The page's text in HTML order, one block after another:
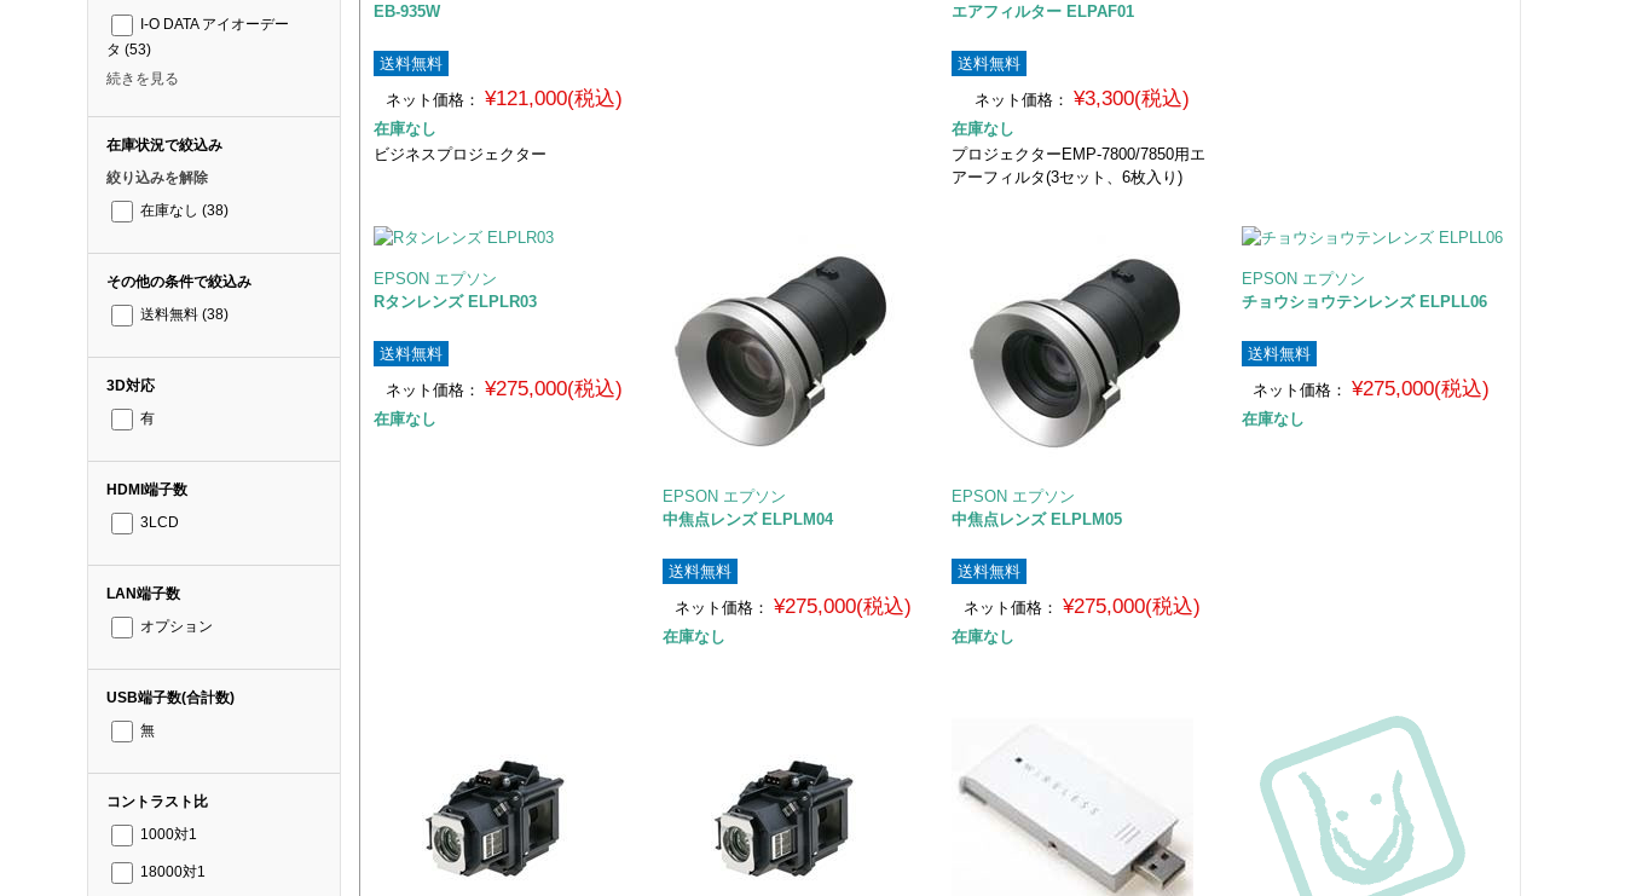
I-O DATA アイオーデー
タ (53)
続きを見る
在庫状況で絞込み
絞り込みを解除
在庫なし (38)
その他の条件で絞込み
送料無料 (38)
3D対応
有
HDMI端子数
3LCD
LAN端子数
オプション
USB端子数(合計数)
無
コントラスト比
1000対1
18000対1
EB-935W
送料無料
ネット価格： ¥121,000(税込)
在庫なし
ビジネスプロジェクター
エアフィルター ELPAF01
送料無料
ネット価格：
¥3,300(税込)
在庫なし
プロジェクターEMP-7800/7850用エ
アーフィルタ(3セット、6枚入り)
EPSON エプソン
Rタンレンズ ELPLR03
送料無料
ネット価格： ¥275,000(税込)
在庫なし
EPSON エプソン
中焦点レンズ ELPLM04
送料無料
ネット価格： ¥275,000(税込)
在庫なし
EPSON エプソン
中焦点レンズ ELPLM05
送料無料
ネット価格：
¥275,000(税込)
在庫なし
EPSON エプソン
チョウショウテンレンズ ELPLL06
送料無料
ネット価格：
¥275,000(税込)
在庫なし